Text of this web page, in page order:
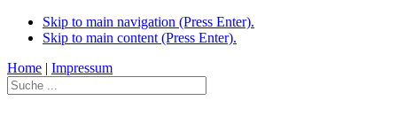
Skip to main navigation (Press Enter).
Skip to main content (Press Enter).
Home | Impressum